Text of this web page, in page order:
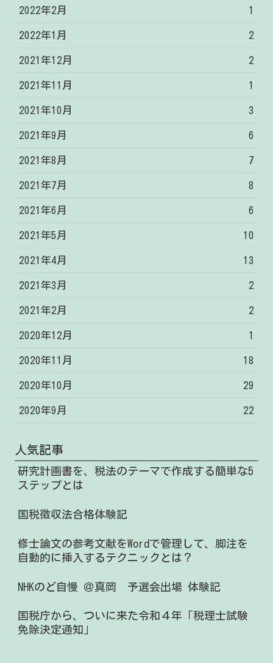
2022年2月 1
2022年1月 2
2021年12月 2
2021年11月 1
2021年10月 3
2021年9月 6
2021年8月 7
2021年7月 8
2021年6月 6
2021年5月 10
2021年4月 13
2021年3月 2
2021年2月 2
2020年12月 1
2020年11月 18
2020年10月 29
2020年9月 22
人気記事
研究計画書を、税法のテーマで作成する簡単な5
ステップとは
国税徴収法合格体験記
修士論文の参考文献をWordで管理して、脚注を
自動的に挿入するテクニックとは？
NHKのど自慢 ＠真岡 予選会出場 体験記
国税庁から、ついに来た令和４年「税理士試験
免除決定通知」